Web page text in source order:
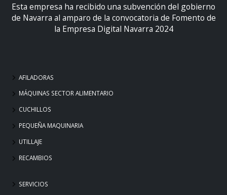
Esta empresa ha recibido una subvención del gobierno
de Navarra al amparo de la convocatoria de Fomento de
la Empresa Digital Navarra 2024
AFILADORAS
MÁQUINAS SECTOR ALIMENTARIO
CUCHILLOS
PEQUEÑA MAQUINARIA
UTILLAJE
RECAMBIOS
SERVICIOS